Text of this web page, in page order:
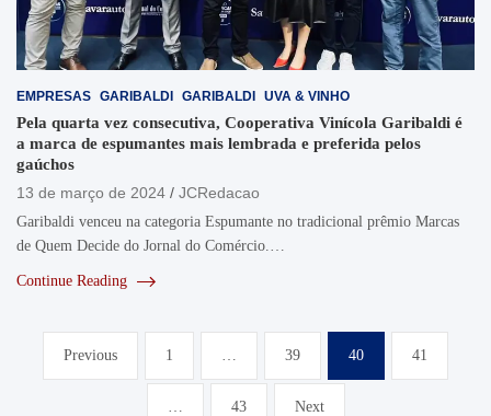
EMPRESAS GARIBALDI GARIBALDI UVA & VINHO
Pela quarta vez consecutiva, Cooperativa Vinícola Garibaldi é
a marca de espumantes mais lembrada e preferida pelos
gaúchos
13 de março de 2024
JCRedacao
Garibaldi venceu na categoria Espumante no tradicional prêmio Marcas
de Quem Decide do Jornal do Comércio.…
Continue Reading
Paginação
Previous 1 39 40 41
43 Next